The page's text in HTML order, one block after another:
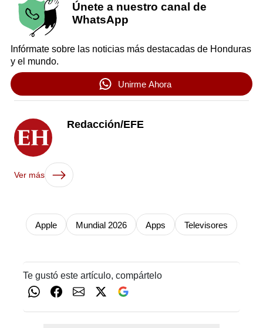
Únete a nuestro canal de
WhatsApp
Infórmate sobre las noticias más destacadas de Honduras
y el mundo.
Unirme Ahora
Redacción/EFE
Ver más
Apple Mundial 2026 Apps Televisores
Te gustó este artículo, compártelo